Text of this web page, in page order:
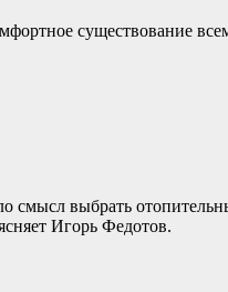
существование
смысл выбрать
Игорь Федотов.